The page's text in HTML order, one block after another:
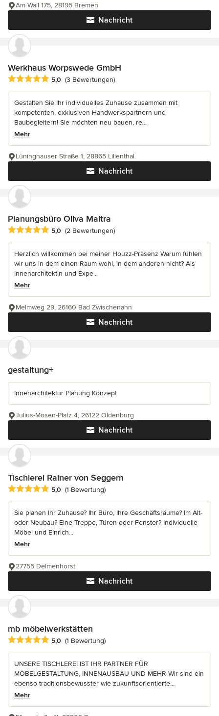
Nachricht
Am Wall 175, 28195 Bremen
Werkhaus Worpswede GmbH
Durchschnittliche Bewertung: 5 von 5 Sternen
5,0 (3 Bewertungen)
Gestalten Sie Ihr individuelles Zuhause zusammen mit
kompetenten, exklusiven Handwerkspartnern und
Baubegleitern! Sie möchten neu bauen, re...
Mehr
Nachricht
Lüninghauser Straße 1, 28865 Lilienthal
Planungsbüro Oliva Maitra
Durchschnittliche Bewertung: 5 von 5 Sternen
5,0 (2 Bewertungen)
Herzlich willkommen bei meiner Houzz-Präsenz Warum fühlen
wir uns in dem einen Raum wohl, in dem anderen nicht? Als
Innenarchitektin und Expe...
Mehr
Nachricht
Melmweg 29, 26160 Bad Zwischenahn
gestaltung+
Innenarchitektur Planung Konzept
Nachricht
Julius-Mosen-Platz 4, 26122 Oldenburg
Tischlerei Rainer von Seggern
Durchschnittliche Bewertung: 5 von 5 Sternen
5,0 (1 Bewertung)
Sie planen Ihr Zuhause? Ihr Büro, Ihre Geschäftsräume? Im Alt-
oder Neubau? Eine Treppe, Türen oder Fenster? Individuelle
Möbel und Einrich...
Mehr
Nachricht
27755 Delmenhorst
mb möbelwerkstätten
Durchschnittliche Bewertung: 5 von 5 Sternen
5,0 (1 Bewertung)
UNSERE TISCHLEREI IST IHR PARTNER FÜR
MÖBELGESTALTUNG, INNENAUSBAU UND MEHR Wir sind ein
ebenso traditionsbewusster wie zukunftsorientierte...
Mehr